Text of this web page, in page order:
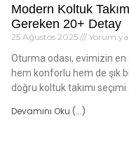
Modern Koltuk
Gereken 20+ Detay
25 Ağustos 2025 Yorum
Oturma odası, evimizin
hem konforlu hem de şık
doğru koltuk takımı
Devamını Oku (...)